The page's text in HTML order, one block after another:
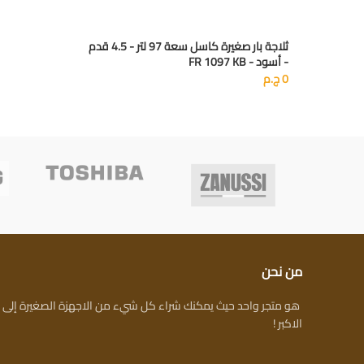
ثلاجة بار صغيرة كاسل سعة 97 لتر - 4.5 قدم
- أسود - FR 1097 KB
0ج.م
من نحن
هو متجر واحد حيث يمكنك شراء كل شيء من الاجهزة الصغيرة إلى
الاكبر !